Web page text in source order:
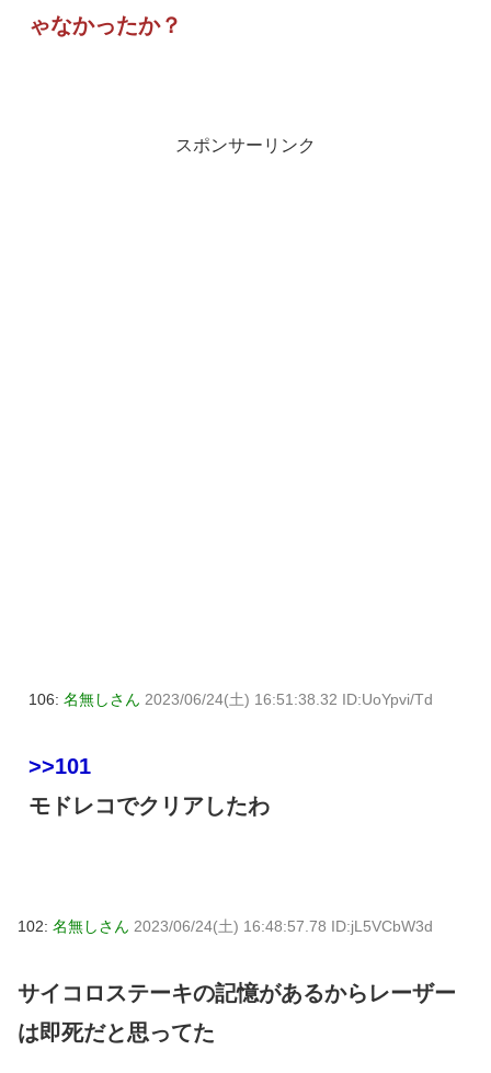
ゃなかったか？
スポンサーリンク
106: 名無しさん 2023/06/24(土) 16:51:38.32 ID:UoYpvi/Td
>>101
モドレコでクリアしたわ
102: 名無しさん 2023/06/24(土) 16:48:57.78 ID:jL5VCbW3d
サイコロステーキの記憶があるからレーザー
は即死だと思ってた